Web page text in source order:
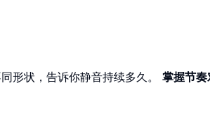
形状，告诉你静音持续多久。 掌握节